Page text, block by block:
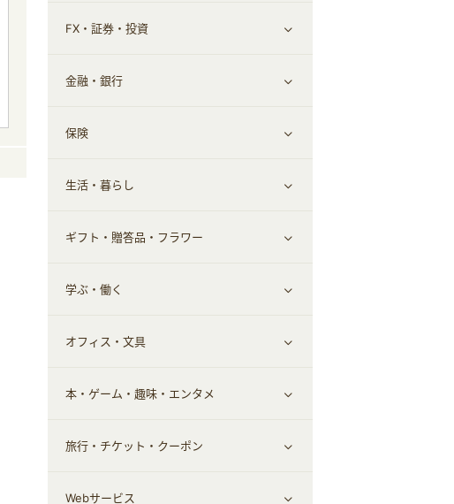
家電・パソコン・ソフトウェア
通信・レンタルサーバー
スマホ・携帯電話・SIM
定額制有料コンテンツ
すべて見る
クレジットカード
FX・証券・投資
すべて見る
証券
仮想通貨
その他投資
金融・銀行
銀行・ネット銀行
キャッシング・ローン
その他金融
保険
すべて見る
保険相談・面談
生活・暮らし
すべて見る
住まい・暮らし
不動産
引越し
エコ・エネルギー
車情報・カーシェア・レンタル
ギフト・贈答品・フラワー
すべて見る
ギフト・贈答品
学ぶ・働く
すべて見る
習い事・学習・学校
仕事・転職
オフィス・文具
すべて見る
オフィス・文具
本・ゲーム・趣味・エンタメ
すべて見る
ゲーム・趣味
旅行・チケット・クーポン
すべて見る
Webサービス